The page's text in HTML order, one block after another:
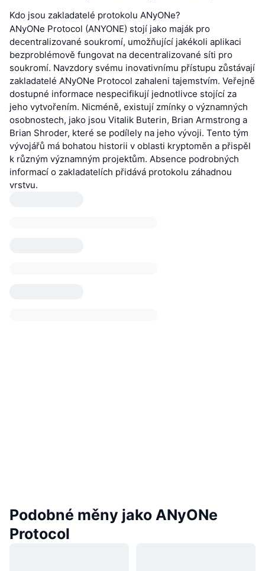
Kdo jsou zakladatelé protokolu ANyONe?
ANyONe Protocol (ANYONE) stojí jako maják pro
decentralizované soukromí, umožňující jakékoli aplikaci
bezproblémově fungovat na decentralizované síti pro
soukromí. Navzdory svému inovativnímu přístupu zůstávají
zakladatelé ANyONe Protocol zahaleni tajemstvím. Veřejně
dostupné informace nespecifikují jednotlivce stojící za
jeho vytvořením. Nicméně, existují zmínky o významných
osobnostech, jako jsou Vitalik Buterin, Brian Armstrong a
Brian Shroder, které se podílely na jeho vývoji. Tento tým
vývojářů má bohatou historii v oblasti kryptoměn a přispěl
k různým významným projektům. Absence podrobných
informací o zakladatelích přidává protokolu záhadnou
vrstvu.
Podobné měny jako ANyONe
Protocol